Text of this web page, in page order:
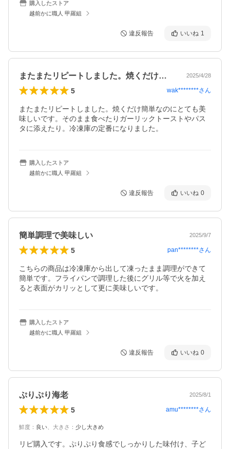
購入したストア
越前かに職人 甲羅組
違反報告 いいね 1
またまたリピートしました。焼くだけ簡単… 2025/4/28
5 wak********さん
またまたリピートしました。焼くだけ簡単なのにとても美
味しいです。そのまま食べたりガーリックトーストやパス
タに添えたり。冷凍庫の定番になりました。
購入したストア
越前かに職人 甲羅組
違反報告 いいね 0
簡単調理で美味しい 2025/9/7
5 pan********さん
こちらの商品は冷凍庫から出して凍ったまま調理ができて
簡単です。フライパンで調理した後にグリル等で火を加え
ると表面がカリッとして更に美味しいです。
購入したストア
越前かに職人 甲羅組
違反報告 いいね 0
ぷりぷり海老 2025/8/1
5 amu********さん
鮮度 ： 良い 大きさ ： 少し大きめ
リピ購入です。ぷりぷり食感でしっかりした味付け、子ど